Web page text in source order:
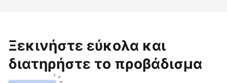
Ξεκινήστε εύκολα και
διατηρήστε το προβάδισμα